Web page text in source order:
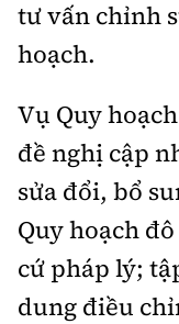
tư vấn chỉnh
hoạch.
Vụ Quy
đề nghị cập
sửa đổi, bổ
Quy hoạch
cứ pháp lý;
dung điều